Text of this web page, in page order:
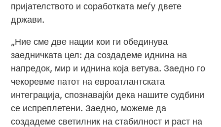
пријателството и соработката меѓу двете
држави.
„Ние сме две нации кои ги обединува
заедничката цел: да создадеме иднина на
напредок, мир и иднина која ветува. Заедно го
чекоревме патот на евроатлантската
интеграција, спознавајќи дека нашите судбини
се испреплетени. Заедно, можеме да
создадеме светилник на стабилност и раст на